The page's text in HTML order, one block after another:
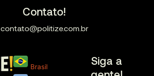
Contato!
contato@politize.com.br
Brasil
Siga a